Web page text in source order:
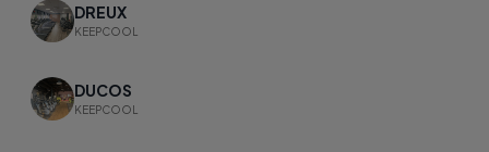
DREUX
KEEPCOOL
DUCOS
KEEPCOOL